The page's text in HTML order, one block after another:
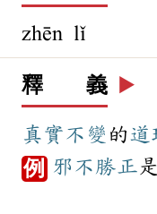
zhēn lǐ
釋 義 ▶️
真實不變 的道
例 邪不勝正